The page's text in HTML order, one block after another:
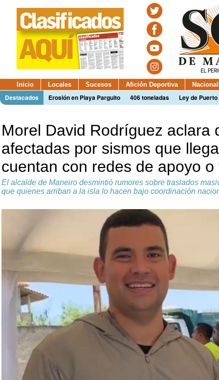
Inicio Locales Sucesos Afición Deportiva
Destacados Erosión en Playa Parguito 406 toneladas Ley de
Morel David Rodríguez aclara
afectadas por sismos que
cuentan con redes de apoyo o
El alcalde de Maneiro desmintió rumores sobre traslados
que quienes arriban a la isla lo hacen bajo coordinación